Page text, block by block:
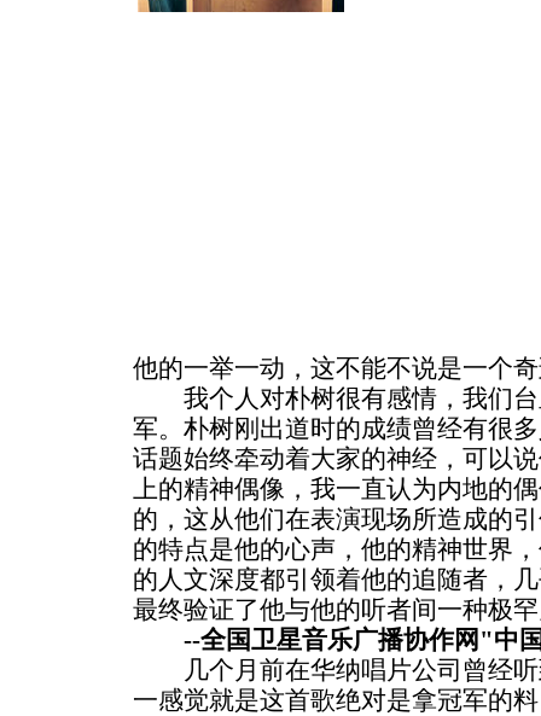
他的一举一动，这不能不说是一个
我个人对朴树很有感情，我们台
军。朴树刚出道时的成绩曾经有很
话题始终牵动着大家的神经，可以
上的精神偶像，我一直认为内地的
的，这从他们在表演现场所造成的
的特点是他的心声，他的精神世界
的人文深度都引领着他的追随者，
最终验证了他与他的听者间一种极
--全国卫星音乐广播协作网"中
几个月前在华纳唱片公司曾经听
一感觉就是这首歌绝对是拿冠军的